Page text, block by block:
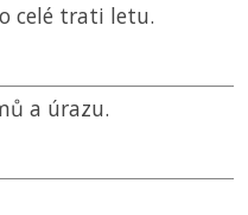
celé trati letu.
a úrazu.